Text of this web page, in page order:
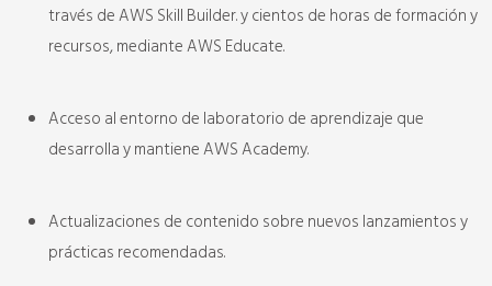
través de AWS Skill Builder. y cientos de horas de formación y
recursos, mediante AWS Educate.
Acceso al entorno de laboratorio de aprendizaje que
desarrolla y mantiene AWS Academy.
Actualizaciones de contenido sobre nuevos lanzamientos y
prácticas recomendadas.